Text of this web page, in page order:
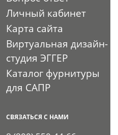
Личный кабинет
Карта сайта
Виртуальная дизайн-
студия ЭГГЕР
Каталог фурнитуры
для САПР
СВЯЗАТЬСЯ С НАМИ